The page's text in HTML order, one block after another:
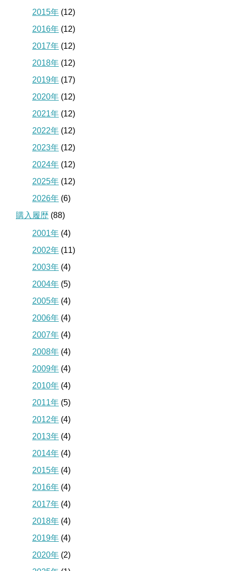
2015年 (12)
2016年 (12)
2017年 (12)
2018年 (12)
2019年 (17)
2020年 (12)
2021年 (12)
2022年 (12)
2023年 (12)
2024年 (12)
2025年 (12)
2026年 (6)
購入履歴 (88)
2001年 (4)
2002年 (11)
2003年 (4)
2004年 (5)
2005年 (4)
2006年 (4)
2007年 (4)
2008年 (4)
2009年 (4)
2010年 (4)
2011年 (5)
2012年 (4)
2013年 (4)
2014年 (4)
2015年 (4)
2016年 (4)
2017年 (4)
2018年 (4)
2019年 (4)
2020年 (2)